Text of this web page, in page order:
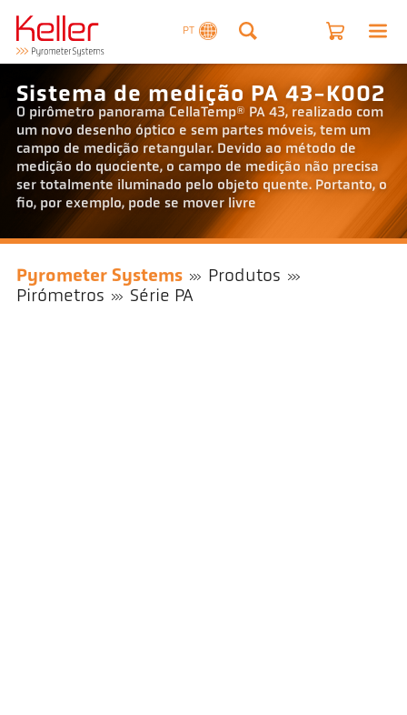
PT
Sistema de medição PA 43-K002
O pirômetro panorama CellaTemp® PA 43, realizado com
um novo desenho óptico e sem partes móveis, tem um
campo de medição retangular. Devido ao método de
medição do quociente, o campo de medição não precisa
ser totalmente iluminado pelo objeto quente. Portanto, o
fio, por exemplo, pode se mover livre
Pyrometer Systems
Produtos
Pirómetros
Série PA